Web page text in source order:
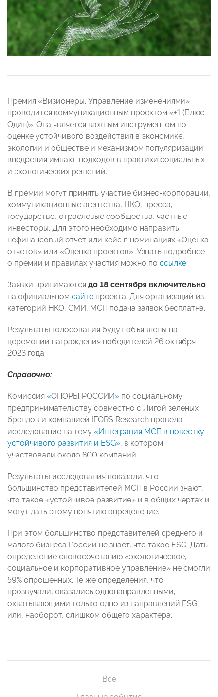
Премия «Визионеры. Управление изменениями»
проводится коммуникационным проектом «+1 (Плюс
Один)». Она является важным инструментом по
оценке устойчивого воздействия в экономике,
экологии и обществе и механизмом популяризации
внедрения импакт-подходов в практики социальных
и экологических решений.
В премии могут принять участие бизнес-корпорации,
коммуникационные агентства, НКО, пресса,
государство, отраслевые сообщества, частные
инвесторы. Для этого необходимо направить
нефинансовый отчет или кейс в номинациях «Оценка
отчетов» или «Оценка проектов». Узнать подробнее
о премии и правилах участия можно по ссылке.
Заявки принимаются до 18 сентября включительно
на официальном сайте проекта. Для организаций из
категорий НКО, СМИ, МСП подача заявок бесплатна.
Результаты голосования будут объявлены на
церемонии награждения победителей 26 октября
2023 года.
Справочно:
Комиссия «ОПОРЫ РОССИИ» по социальному
предпринимательству совместно с Лигой зеленых
брендов и компанией IFORS Research провела
исследование на тему «Интеграция МСП в повестку
устойчивого развития и ESG», в котором
участвовали около 800 компаний.
Результаты исследования показали, что
большинство представителей МСП в России знают,
что такое «устойчивое развитие» и в общих чертах и
могут дать этому понятию определение.
При этом большинство представителей среднего и
малого бизнеса России не знает, что такое ESG. Дать
определение словосочетанию «экологическое,
социальное и корпоративное управление» не смогли
59% опрошенных. Те же определения, что
прозвучали, оказались однонаправленными,
охватывающими только одно из направлений ESG
или, наоборот, слишком общего характера.
Все